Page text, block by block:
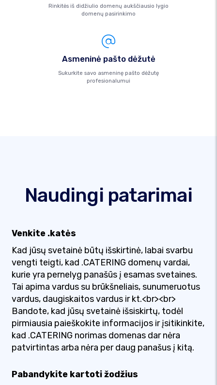
Rinkitės iš didžiulio domenų aukščiausio lygio
domenų pasirinkimo
Asmeninė pašto dėžutė
Sukurkite savo asmeninę pašto dėžutę
profesionalumui
Naudingi patarimai
Venkite .katės
Kad jūsų svetainė būtų išskirtinė, labai svarbu
vengti teigti, kad .CATERING domenų vardai,
kurie yra pernelyg panašūs į esamas svetaines.
Tai apima vardus su brūkšneliais, sunumeruotus
vardus, daugiskaitos vardus ir kt.<br><br>
Bandote, kad jūsų svetainė išsiskirtų, todėl
pirmiausia paieškokite informacijos ir įsitikinkite,
kad .CATERING norimas domenas dar nėra
patvirtintas arba nėra per daug panašus į kitą.
Pabandykite kartoti žodžius